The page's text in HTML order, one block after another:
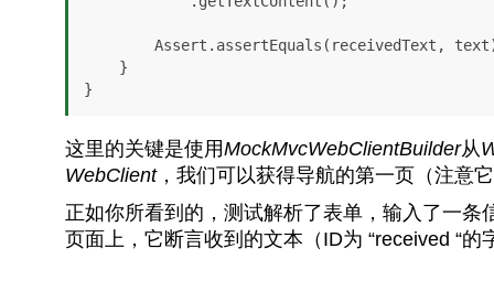
}
这里的关键是使用MockMvcWebClientBuilder从
WebClient，我们可以获得导航的第一页（注意
正如你所看到的，测试解析了表单，输入了一条
页面上，它断言收到的文本（ID为 “received “